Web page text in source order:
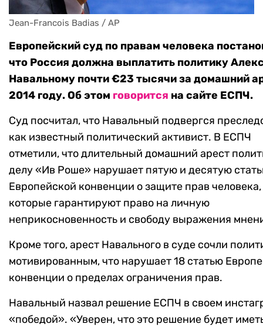
Jean-Francois Badias / AP
Европейский суд по правам человека
что Россия должна выплатить политику
Навальному почти €23 тысячи за домашний
2014 году. Об этом говорится на сайте ЕСПЧ.
Суд посчитал, что Навальный подвергся
как известный политический активист. В ЕСПЧ
отметили, что длительный домашний арест
делу «Ив Роше» нарушает пятую и десятую
Европейской конвенции о защите прав человека,
которые гарантируют право на личную
неприкосновенность и свободу выражения
Кроме того, арест Навального в суде сочли
мотивированным, что нарушает 18 статью
конвенции о пределах ограничения прав.
Навальный назвал решение ЕСПЧ в своем
«победой». «Уверен, что это решение будет